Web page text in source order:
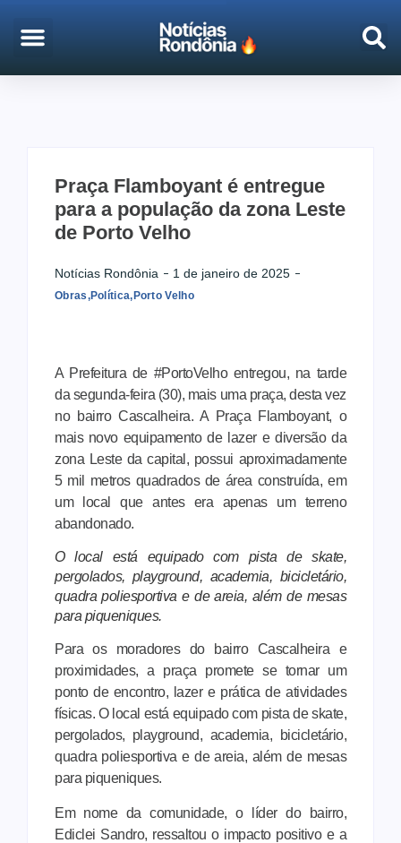
Praça Flamboyant é entregue
para a população da zona Leste
de Porto Velho
Notícias Rondônia 1 de janeiro de 2025
Obras,Política,Porto Velho
A Prefeitura de #PortoVelho entregou, na tarde
da segunda-feira (30), mais uma praça, desta vez
no bairro Cascalheira. A Praça Flamboyant, o
mais novo equipamento de lazer e diversão da
zona Leste da capital, possui aproximadamente
5 mil metros quadrados de área construída, em
um local que antes era apenas um terreno
abandonado.
O local está equipado com pista de skate,
pergolados, playground, academia, bicicletário,
quadra poliesportiva e de areia, além de mesas
para piqueniques.
Para os moradores do bairro Cascalheira e
proximidades, a praça promete se tornar um
ponto de encontro, lazer e prática de atividades
físicas. O local está equipado com pista de skate,
pergolados, playground, academia, bicicletário,
quadra poliesportiva e de areia, além de mesas
para piqueniques.
Em nome da comunidade, o líder do bairro,
Ediclei Sandro, ressaltou o impacto positivo e a